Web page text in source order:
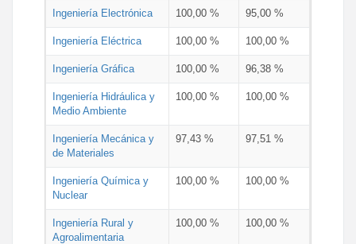
Ingeniería Electrónica 100,00 % 95,00 %
Ingeniería Eléctrica 100,00 % 100,00 %
Ingeniería Gráfica 100,00 % 96,38 %
Ingeniería Hidráulica y
Medio Ambiente
100,00 % 100,00 %
Ingeniería Mecánica y
de Materiales
97,43 % 97,51 %
Ingeniería Química y
Nuclear
100,00 % 100,00 %
Ingeniería Rural y
Agroalimentaria
100,00 % 100,00 %